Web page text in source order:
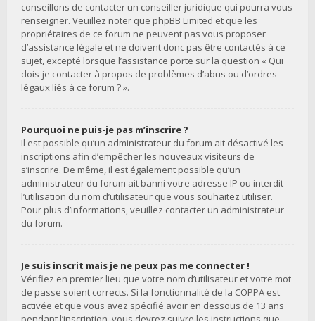
conseillons de contacter un conseiller juridique qui pourra vous
renseigner. Veuillez noter que phpBB Limited et que les
propriétaires de ce forum ne peuvent pas vous proposer
d’assistance légale et ne doivent donc pas être contactés à ce
sujet, excepté lorsque l’assistance porte sur la question « Qui
dois-je contacter à propos de problèmes d’abus ou d’ordres
légaux liés à ce forum ? ».
Pourquoi ne puis-je pas m’inscrire ?
Il est possible qu’un administrateur du forum ait désactivé les
inscriptions afin d’empêcher les nouveaux visiteurs de
s’inscrire. De même, il est également possible qu’un
administrateur du forum ait banni votre adresse IP ou interdit
l’utilisation du nom d’utilisateur que vous souhaitez utiliser.
Pour plus d’informations, veuillez contacter un administrateur
du forum.
Je suis inscrit mais je ne peux pas me connecter !
Vérifiez en premier lieu que votre nom d’utilisateur et votre mot
de passe soient corrects. Si la fonctionnalité de la COPPA est
activée et que vous avez spécifié avoir en dessous de 13 ans